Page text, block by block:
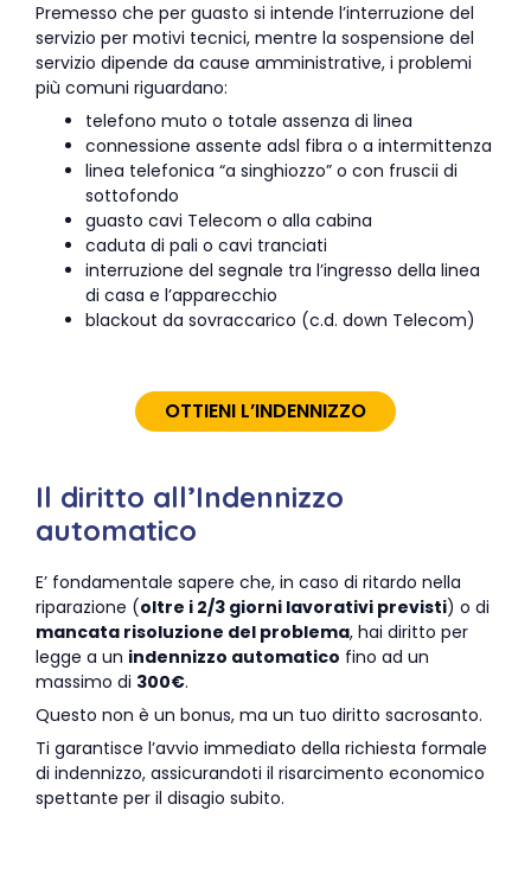
Premesso che per guasto si intende l’interruzione del
servizio per motivi tecnici, mentre la sospensione del
servizio dipende da cause amministrative, i problemi
più comuni riguardano:
telefono muto o totale assenza di linea
connessione assente adsl fibra o a intermittenza
linea telefonica “a singhiozzo” o con fruscii di
sottofondo
guasto cavi Telecom o alla cabina
caduta di pali o cavi tranciati
interruzione del segnale tra l’ingresso della linea
di casa e l’apparecchio
blackout da sovraccarico (c.d. down Telecom)
OTTIENI L’INDENNIZZO
Il diritto all’Indennizzo
automatico
E’ fondamentale sapere che, in caso di ritardo nella
riparazione (oltre i 2/3 giorni lavorativi previsti) o di
mancata risoluzione del problema, hai diritto per
legge a un indennizzo automatico fino ad un
massimo di 300€.
Questo non è un bonus, ma un tuo diritto sacrosanto.
Ti garantisce l’avvio immediato della richiesta formale
di indennizzo, assicurandoti il risarcimento economico
spettante per il disagio subito.